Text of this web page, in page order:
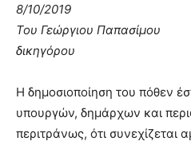
8/10/2019
Του Γεώργιου Παπασίμου
δικηγόρου
Η δημοσιοποίηση του πόθεν
υπουργών, δημάρχων και
περιτράνως, ότι συνεχίζεται